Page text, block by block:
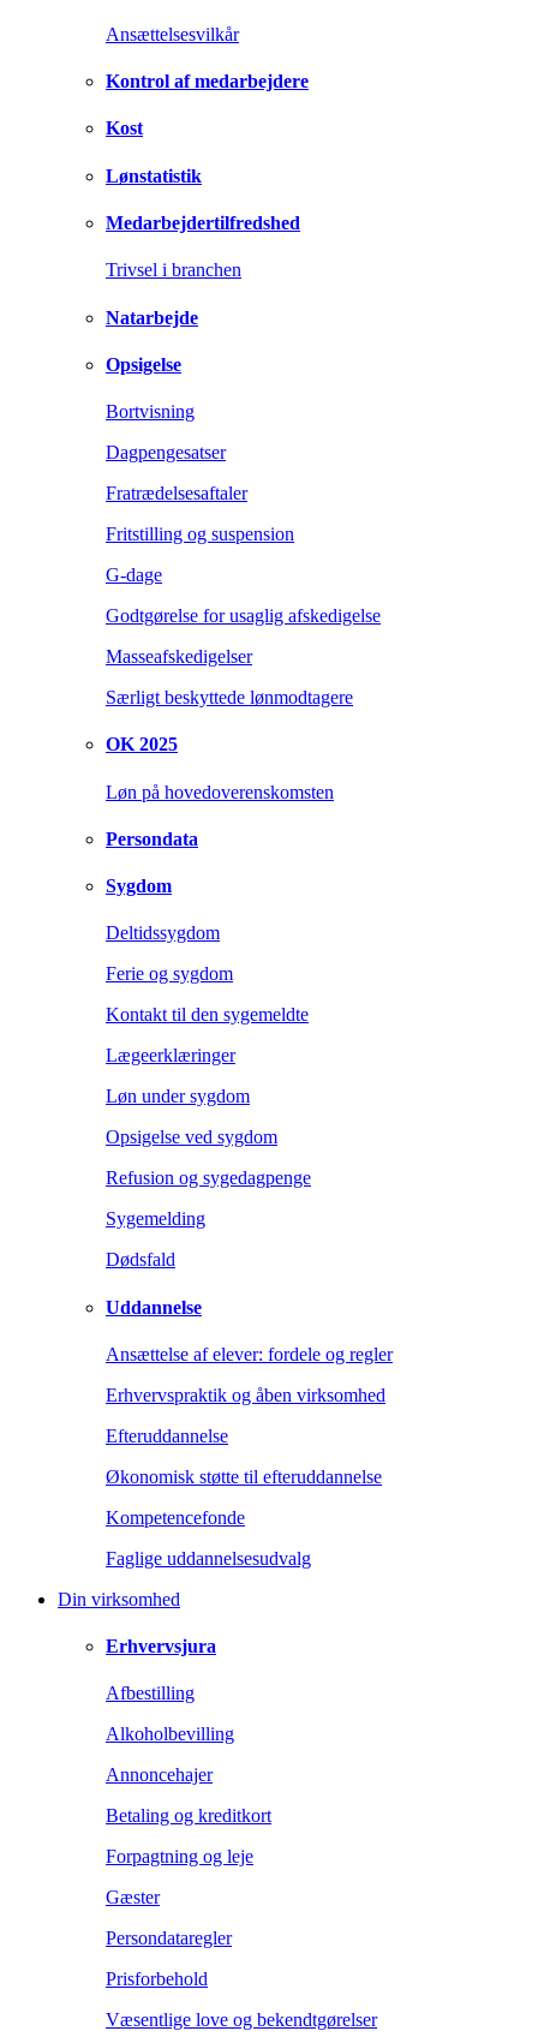
Ansættelsesvilkår
Kontrol af medarbejdere
Kost
Lønstatistik
Medarbejdertilfredshed
Trivsel i branchen
Natarbejde
Opsigelse
Bortvisning
Dagpengesatser
Fratrædelsesaftaler
Fritstilling og suspension
G-dage
Godtgørelse for usaglig afskedigelse
Masseafskedigelser
Særligt beskyttede lønmodtagere
OK 2025
Løn på hovedoverenskomsten
Persondata
Sygdom
Deltidssygdom
Ferie og sygdom
Kontakt til den sygemeldte
Lægeerklæringer
Løn under sygdom
Opsigelse ved sygdom
Refusion og sygedagpenge
Sygemelding
Dødsfald
Uddannelse
Ansættelse af elever: fordele og regler
Erhvervspraktik og åben virksomhed
Efteruddannelse
Økonomisk støtte til efteruddannelse
Kompetencefonde
Faglige uddannelsesudvalg
Din virksomhed
Erhvervsjura
Afbestilling
Alkoholbevilling
Annoncehajer
Betaling og kreditkort
Forpagtning og leje
Gæster
Persondataregler
Prisforbehold
Væsentlige love og bekendtgørelser